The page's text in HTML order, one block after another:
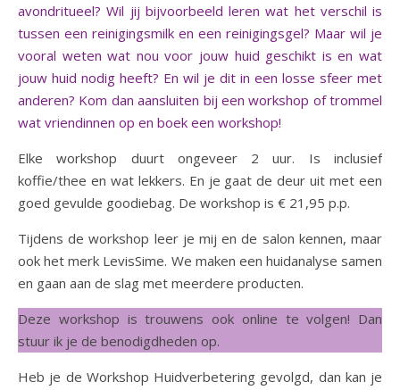
avondritueel? Wil jij bijvoorbeeld leren wat het verschil is
tussen een reinigingsmilk en een reinigingsgel? Maar wil je
vooral weten wat nou voor jouw huid geschikt is en wat
jouw huid nodig heeft? En wil je dit in een losse sfeer met
anderen? Kom dan aansluiten bij een workshop of trommel
wat vriendinnen op en boek een workshop!
Elke workshop duurt ongeveer 2 uur. Is inclusief
koffie/thee en wat lekkers. En je gaat de deur uit met een
goed gevulde goodiebag. De workshop is € 21,95 p.p.
Tijdens de workshop leer je mij en de salon kennen, maar
ook het merk LevisSime. We maken een huidanalyse samen
en gaan aan de slag met meerdere producten.
Deze workshop is trouwens ook online te volgen! Dan
stuur ik je de benodigdheden op.
Heb je de Workshop Huidverbetering gevolgd, dan kan je